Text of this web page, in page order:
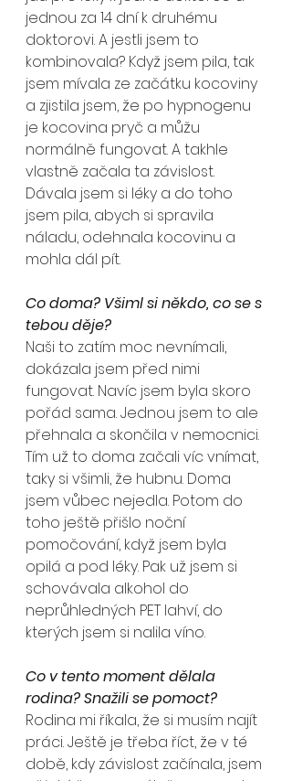
jednou za 14 dní k druhému
doktorovi. A jestli jsem to
kombinovala? Když jsem pila, tak
jsem mívala ze začátku kocoviny
a zjistila jsem, že po hypnogenu
je kocovina pryč a můžu
normálně fungovat. A takhle
vlastně začala ta závislost.
Dávala jsem si léky a do toho
jsem pila, abych si spravila
náladu, odehnala kocovinu a
mohla dál pít.
Co doma? Všiml si někdo, co se s
tebou děje?
Naši to zatím moc nevnímali,
dokázala jsem před nimi
fungovat. Navíc jsem byla skoro
pořád sama. Jednou jsem to ale
přehnala a skončila v nemocnici.
Tím už to doma začali víc vnímat,
taky si všimli, že hubnu. Doma
jsem vůbec nejedla. Potom do
toho ještě přišlo noční
pomočování, když jsem byla
opilá a pod léky. Pak už jsem si
schovávala alkohol do
neprůhledných PET lahví, do
kterých jsem si nalila víno.
Co v tento moment dělala
rodina? Snažili se pomoct?
Rodina mi říkala, že si musím najít
práci. Ještě je třeba říct, že v té
době, kdy závislost začínala, jsem